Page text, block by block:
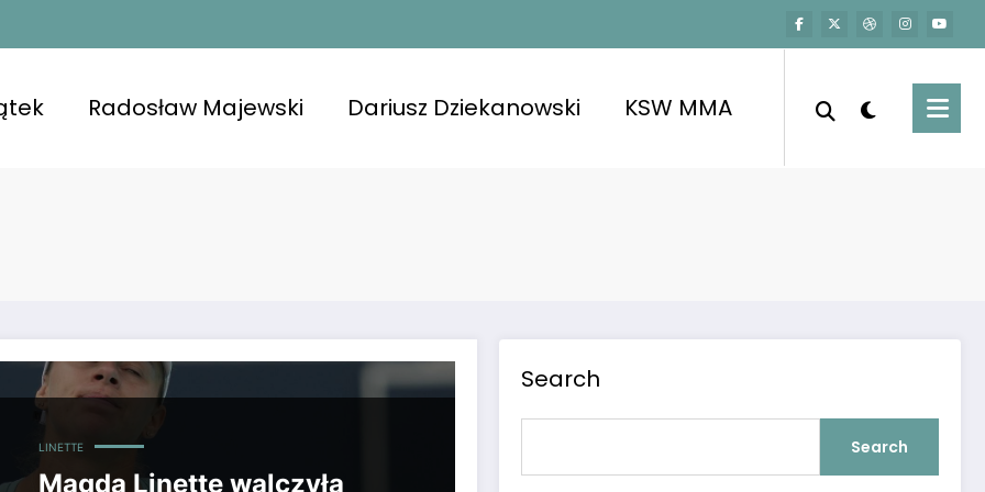
Radosław Majewski Dariusz Dziekanowski KSW MMA
Australian Open pokonana w 2. rundzie WTA Doha
LINETTE
Magda Linette walczyła
Search
Search